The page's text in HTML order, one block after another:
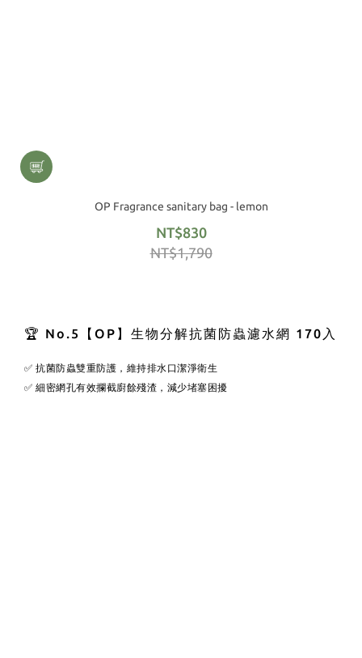
OP Fragrance sanitary bag - lemon
NT$830
NT$1,790
🏆 No.5【OP】生物分解抗菌防蟲濾水網 170入
✅ 抗菌防蟲雙重防護，維持排水口潔淨衛生
✅ 細密網孔有效攔截廚餘殘渣，減少堵塞困擾